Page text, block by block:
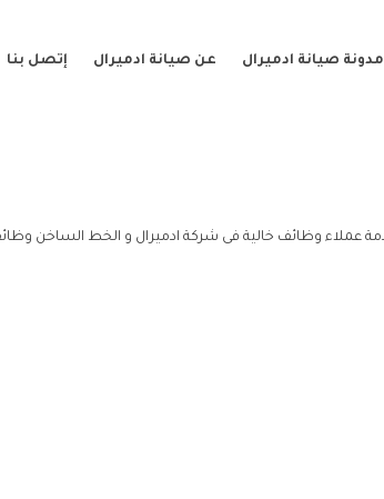
مدونة صيانة ادميرال عن صيانة ادميرال إتصل بنا
عملاء وظائف خالية فى شركة ادميرال و الخط الساخن